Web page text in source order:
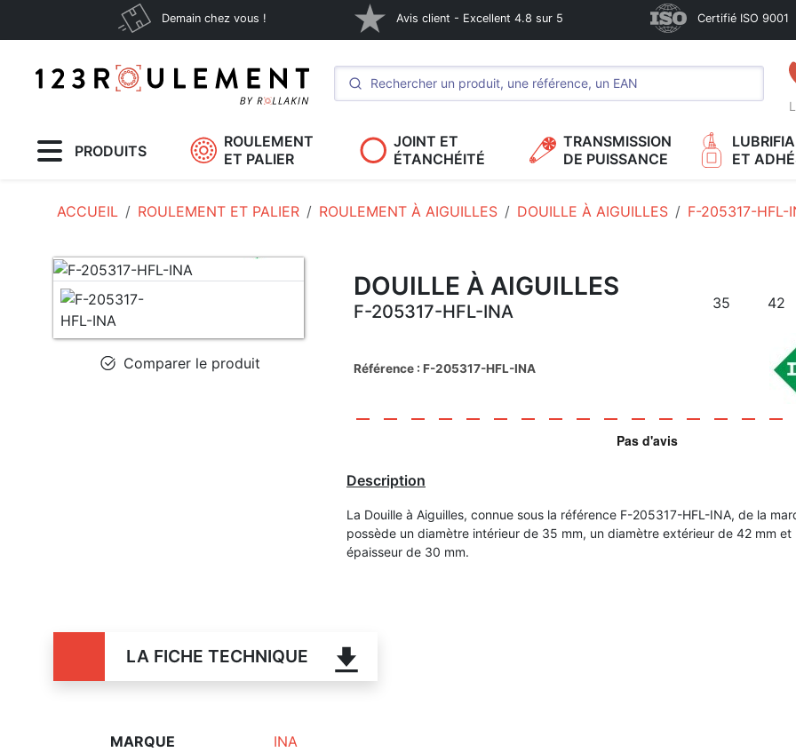
Demain chez vous ! Avis client - Excellent 4.8 sur 5 Certifié ISO 9001
PRODUITS
ROULEMENT
ET PALIER
JOINT ET
ÉTANCHÉITÉ
TRANSMISSION
DE PUISSANCE
ET
ACCUEIL ROULEMENT ET PALIER ROULEMENT À AIGUILLES DOUILLE À AIGUILLES F-205317-HFL-
Comparer le produit
DOUILLE À AIGUILLES
F-205317-HFL-INA 35 42
Référence : F-205317-HFL-INA
Description
La Douille à Aiguilles, connue sous la référence F-205317-HFL-INA, de la
possède un diamètre intérieur de 35 mm, un diamètre extérieur de 42 mm et
épaisseur de 30 mm.
LA FICHE TECHNIQUE
MARQUE INA